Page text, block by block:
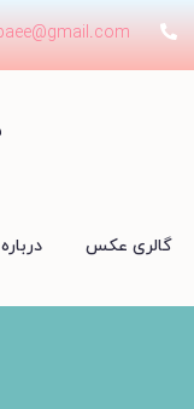
گالری عکس